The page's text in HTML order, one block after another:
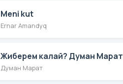
Meni kut
Ernar Amandyq
Жиберем калай? Думан Марат
Думан Марат